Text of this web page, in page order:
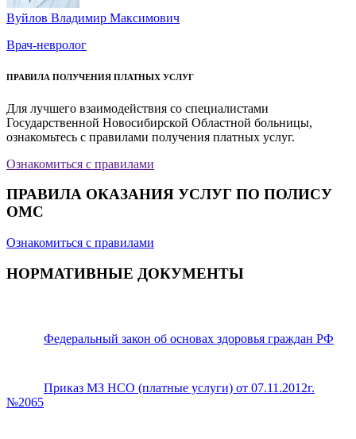
Вуйлов Владимир Максимович
Врач-невролог
ПРАВИЛА ПОЛУЧЕНИЯ ПЛАТНЫХ УСЛУГ
Для лучшего взаимодействия со специалистами
Государственной Новосибирской Областной больницы,
ознакомьтесь с правилами получения платных услуг.
Ознакомиться с правилами
ПРАВИЛА ОКАЗАНИЯ УСЛУГ ПО ПОЛИСУ
ОМС
Ознакомиться с правилами
НОРМАТИВНЫЕ ДОКУМЕНТЫ
Федеральный закон об основах здоровья граждан РФ
Приказ МЗ НСО (платные услуги) от 07.11.2012г.
№2065